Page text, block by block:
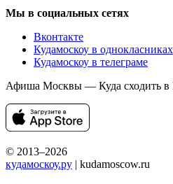
Мы в социальных сетях
Вконтакте
Кудамоскоу в однокласниках
Кудамоскоу в телеграме
Афиша Москвы — Куда сходить в
© 2013–2026
кудамоскоу.ру | kudamoscow.ru